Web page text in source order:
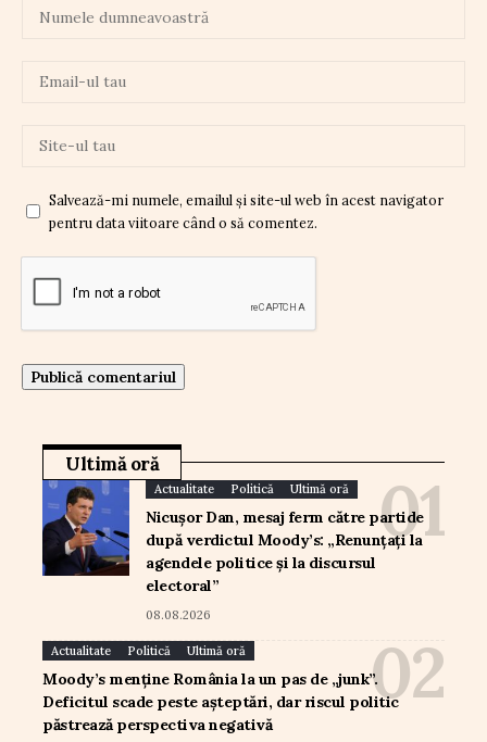
Salvează-mi numele, emailul și site-ul web în acest navigator
pentru data viitoare când o să comentez.
Ultimă oră
Actualitate Politică Ultimă oră
Nicușor Dan, mesaj ferm către partide
după verdictul Moody’s: „Renunțați la
agendele politice și la discursul
electoral”
08.08.2026
Actualitate Politică Ultimă oră
Moody’s menține România la un pas de „junk”.
Deficitul scade peste așteptări, dar riscul politic
păstrează perspectiva negativă